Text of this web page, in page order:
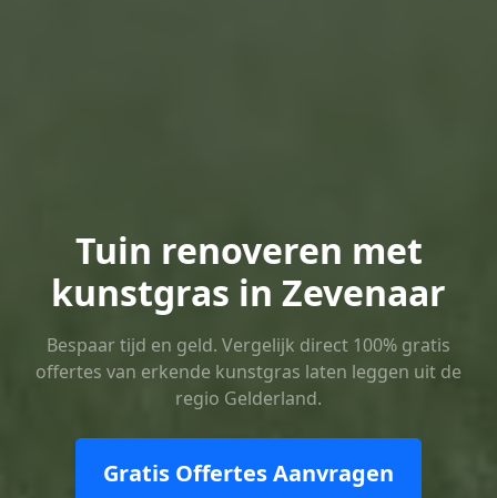
Tuin renoveren met
kunstgras in Zevenaar
Bespaar tijd en geld. Vergelijk direct 100% gratis
offertes van erkende kunstgras laten leggen uit de
regio Gelderland.
Gratis Offertes Aanvragen